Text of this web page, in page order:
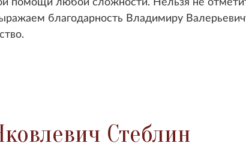
благодарность Владимиру
Стеблин